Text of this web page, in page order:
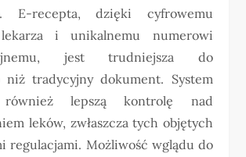
E-recepta, dzięki cyfrowemu
i unikalnemu numerowi
jest trudniejsza do
niż tradycyjny dokument. System
również lepszą kontrolę nad
leków, zwłaszcza tych objętych
regulacjami. Możliwość wglądu do